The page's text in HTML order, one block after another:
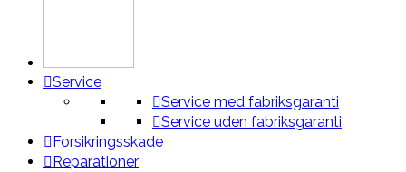
Service
Service med fabriksgaranti
Service uden fabriksgaranti
Forsikringsskade
Reparationer